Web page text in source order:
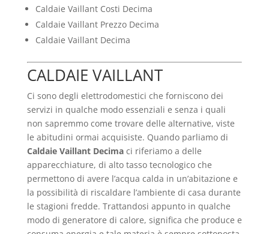
Caldaie Vaillant Costi Decima
Caldaie Vaillant Prezzo Decima
Caldaie Vaillant Decima
CALDAIE VAILLANT
Ci sono degli elettrodomestici che forniscono dei
servizi in qualche modo essenziali e senza i quali
non sapremmo come trovare delle alternative, viste
le abitudini ormai acquisiste. Quando parliamo di
Caldaie Vaillant Decimaci riferiamo a delle
apparecchiature, di alto tasso tecnologico che
permettono di avere l’acqua calda in un’abitazione e
la possibilità di riscaldare l’ambiente di casa durante
le stagioni fredde. Trattandosi appunto in qualche
modo di generatore di calore, significa che produce e